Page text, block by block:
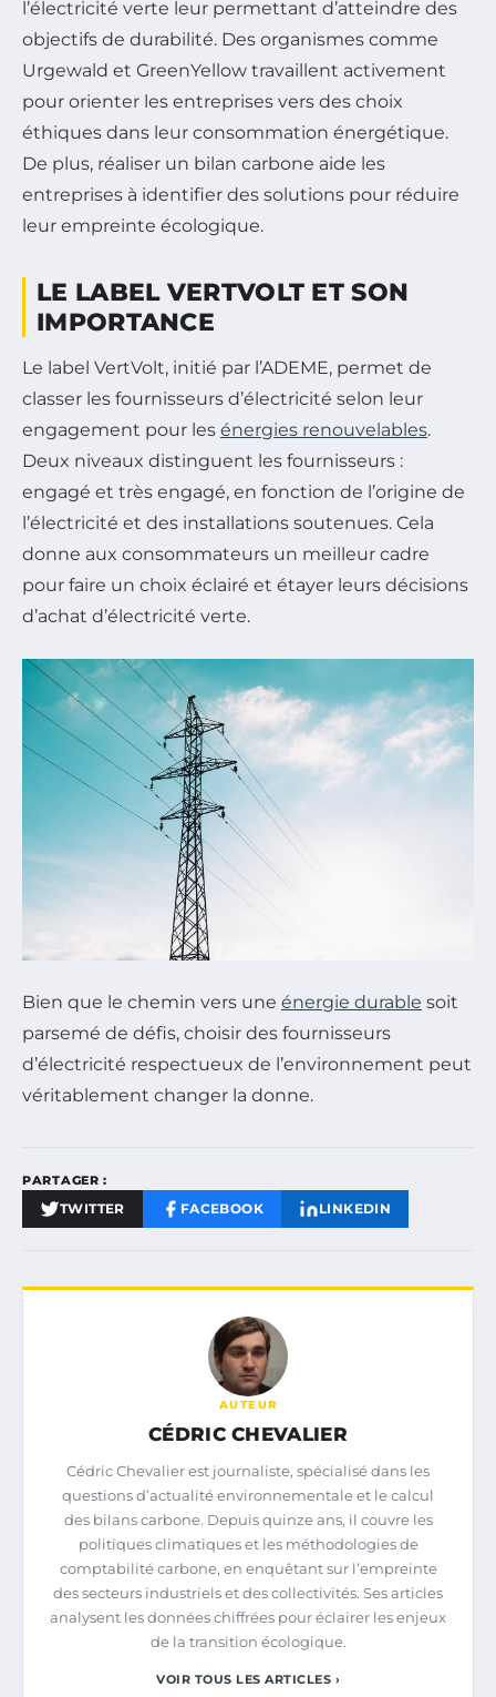
l’électricité verte leur permettant d’atteindre des
objectifs de durabilité. Des organismes comme
Urgewald et GreenYellow travaillent activement
pour orienter les entreprises vers des choix
éthiques dans leur consommation énergétique.
De plus, réaliser un bilan carbone aide les
entreprises à identifier des solutions pour réduire
leur empreinte écologique.
LE LABEL VERTVOLT ET SON
IMPORTANCE
Le label VertVolt, initié par l’ADEME, permet de
classer les fournisseurs d’électricité selon leur
engagement pour les énergies renouvelables.
Deux niveaux distinguent les fournisseurs :
engagé et très engagé, en fonction de l’origine de
l’électricité et des installations soutenues. Cela
donne aux consommateurs un meilleur cadre
pour faire un choix éclairé et étayer leurs décisions
d’achat d’électricité verte.
Bien que le chemin vers une énergie durable soit
parsemé de défis, choisir des fournisseurs
d’électricité respectueux de l’environnement peut
véritablement changer la donne.
PARTAGER :
TWITTER FACEBOOK LINKEDIN
AUTEUR
CÉDRIC CHEVALIER
Cédric Chevalier est journaliste, spécialisé dans les
questions d’actualité environnementale et le calcul
des bilans carbone. Depuis quinze ans, il couvre les
politiques climatiques et les méthodologies de
comptabilité carbone, en enquêtant sur l’empreinte
des secteurs industriels et des collectivités. Ses articles
analysent les données chiffrées pour éclairer les enjeux
de la transition écologique.
VOIR TOUS LES ARTICLES ›